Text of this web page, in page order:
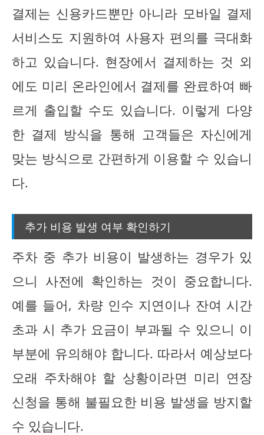
결제는 신용카드뿐만 아니라 모바일 결제
서비스도 지원하여 사용자 편의를 극대화
하고 있습니다. 현장에서 결제하는 것 외
에도 미리 온라인에서 결제를 완료하여 빠
르게 출입할 수도 있습니다. 이렇게 다양
한 결제 방식을 통해 고객들은 자신에게
맞는 방식으로 간편하게 이용할 수 있습니
다.
추가 비용 발생 여부 확인하기
주차 중 추가 비용이 발생하는 경우가 있
으니 사전에 확인하는 것이 중요합니다.
예를 들어, 차량 인수 지연이나 잔여 시간
초과 시 추가 요금이 부과될 수 있으니 이
부분에 유의해야 합니다. 따라서 예상보다
오래 주차해야 할 상황이라면 미리 연장
신청을 통해 불필요한 비용 발생을 방지할
수 있습니다.